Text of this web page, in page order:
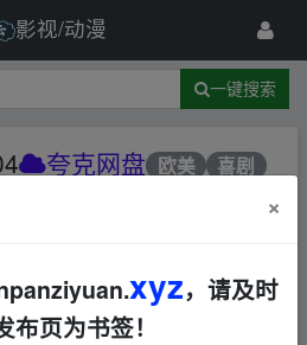
影视/动漫
一键搜索
夸克网盘 欧美 喜剧
天使的印记 / 我的兄
×
xyz，请及时
页为书签！